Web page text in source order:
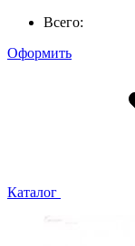
Всего:
Оформить
Каталог